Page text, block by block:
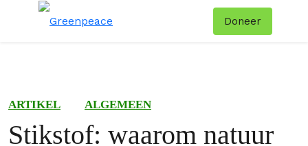
Doneer
ARTIKEL ALGEMEEN
Stikstof: waarom natuur